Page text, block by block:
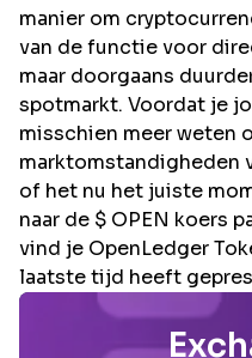
manier om
van de functie voor
maar doorgaans
spotmarkt. Voordat je
misschien meer weten
marktomstandigheden
of het nu het juiste
naar de $ OPEN koers
vind je OpenLedger
laatste tijd heeft